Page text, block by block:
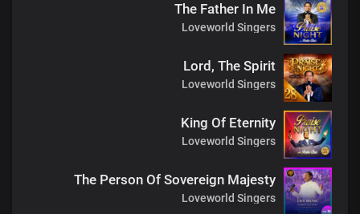
The Father In Me
Loveworld Singers
Lord, The Spirit
Loveworld Singers
King Of Eternity
Loveworld Singers
The Person Of Sovereign Majesty
Loveworld Singers